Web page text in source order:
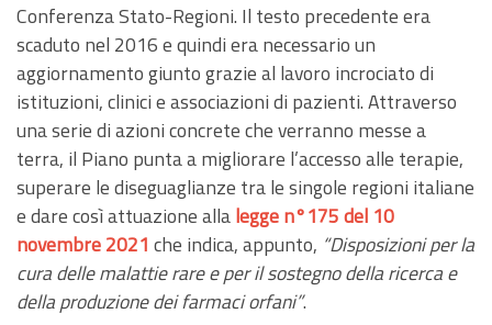
Conferenza Stato-Regioni. Il testo precedente era
scaduto nel 2016 e quindi era necessario un
aggiornamento giunto grazie al lavoro incrociato di
istituzioni, clinici e associazioni di pazienti. Attraverso
una serie di azioni concrete che verranno messe a
terra, il Piano punta a migliorare l’accesso alle terapie,
superare le diseguaglianze tra le singole regioni italiane
e dare così attuazione allalegge n°175 del 10
novembre 2021 che indica, appunto, “Disposizioni per la
cura delle malattie rare e per il sostegno della ricerca e
della produzione dei farmaci orfani”.